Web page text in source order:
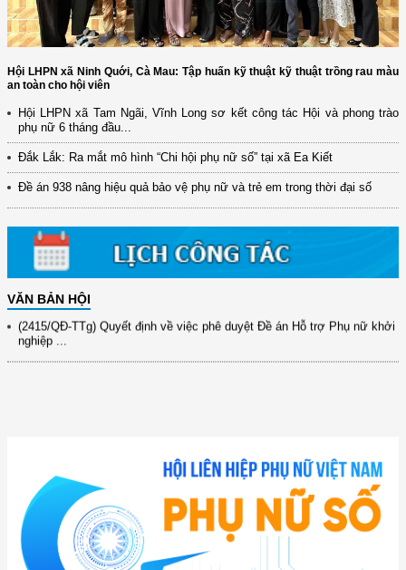
Hội LHPN xã Ninh Quới, Cà Mau: Tập huấn kỹ thuật kỹ thuật trồng rau màu
an toàn cho hội viên
Hội LHPN xã Tam Ngãi, Vĩnh Long sơ kết công tác Hội và phong trào
phụ nữ 6 tháng đầu...
Đắk Lắk: Ra mắt mô hình “Chi hội phụ nữ số” tại xã Ea Kiết
Đề án 938 nâng hiệu quả bảo vệ phụ nữ và trẻ em trong thời đại số
VĂN BẢN HỘI
(12/TB-HĐKH) V/v đăng ký, đề xuất nhiệm vụ Khoa học, công nghệ và
đổi mới ...
(898/KH/ĐCT) Kế hoạch thực hiện Quyết định số 2415/QĐ-TTg ngày
31/10/2025 ...
(417/QĐ-BNNMT) Quyết định phê duyệt Chương trình mục tiêu quốc gia
xây dựng ...
(891/KH-ĐCT) Kế hoạch thực hiện Nghị quyết số 72-NQ/TW ngày
(2415/QĐ-TTg) Quyết định về việc phê duyệt Đề án Hỗ trợ Phụ nữ khởi
nghiệp ...